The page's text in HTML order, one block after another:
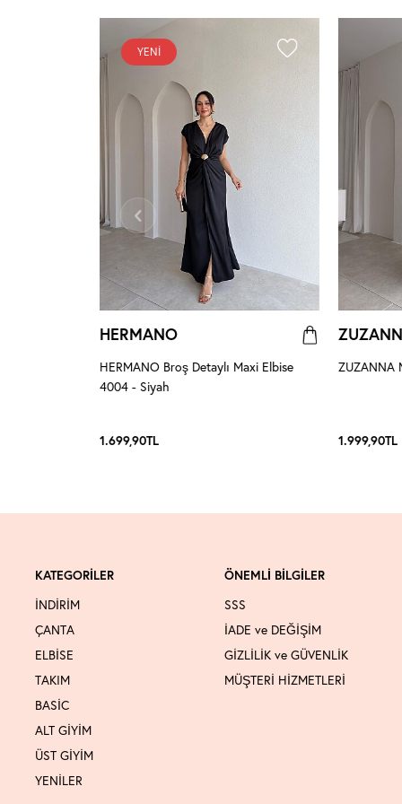
YENI
HERMANO
HERMANO Broş Detaylı Maxi Elbise
4004 - Siyah
1.699,90TL
ZUZANNA
1.999,90TL
KATEGORİLER
İNDİRİM
ÇANTA
ELBİSE
TAKIM
BASİC
ALT GİYİM
ÜST GİYİM
YENİLER
ÖNEMLİ BİLGİLER
SSS
İADE ve DEĞİŞİM
GİZLİLİK ve GÜVENLİK
MÜŞTERİ HİZMETLERİ